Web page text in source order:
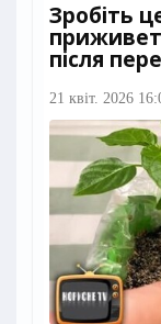
Зробіть
після
21 квіт. 2026